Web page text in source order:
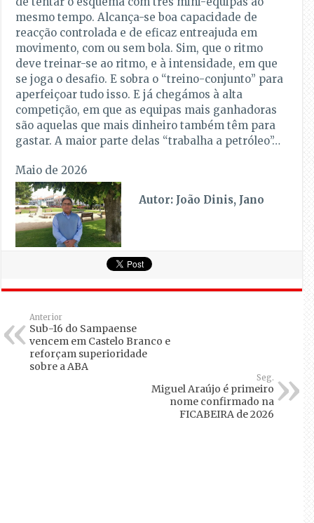
mesmo tempo. Alcança-se boa capacidade de
reacção controlada e de eficaz entreajuda em
movimento, com ou sem bola. Sim, que o ritmo
deve treinar-se ao ritmo, e à intensidade, em que
se joga o desafio. E sobra o “treino-conjunto” para
aperfeiçoar tudo isso. E já chegámos à alta
competição, em que as equipas mais ganhadoras
são aquelas que mais dinheiro também têm para
gastar. A maior parte delas “trabalha a petróleo”…
Maio de 2026
Autor: João Dinis, Jano
Anterior
Sub-16 do Sampaense
vencem em Castelo Branco e
reforçam superioridade
sobre a ABA
Seg.
Miguel Araújo é primeiro
nome confirmado na
FICABEIRA de 2026